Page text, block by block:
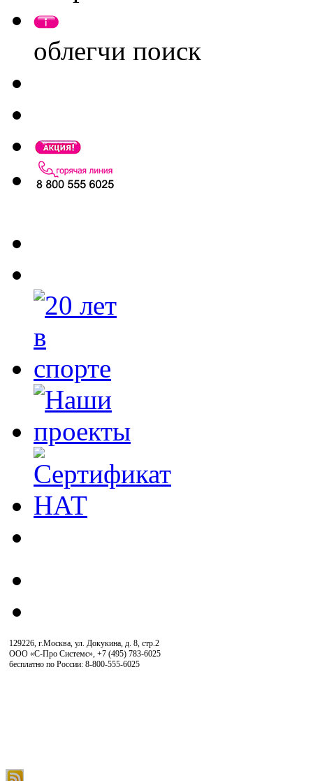
облегчи поиск
129226, г.Москва, ул. Докукина, д. 8, стр.2
ООО «С-Про Системс», +7 (495) 783-6025
бесплатно по России: 8-800-555-6025